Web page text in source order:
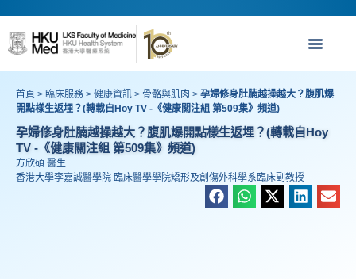
首頁 > 臨床服務 > 健康資訊 > 骨骼與肌肉 > 孕婦修身肚腩越操越大？腹肌爆
開點樣生返埋？(轉載自Hoy TV -《健康關注組 第509集》頻道)
孕婦修身肚腩越操越大？腹肌爆開點樣生返埋？(轉載自Hoy
TV -《健康關注組 第509集》頻道)
方欣碩 醫生
香港大學李嘉誠醫學院 臨床醫學學院矯形及創傷外科學系臨床副教授